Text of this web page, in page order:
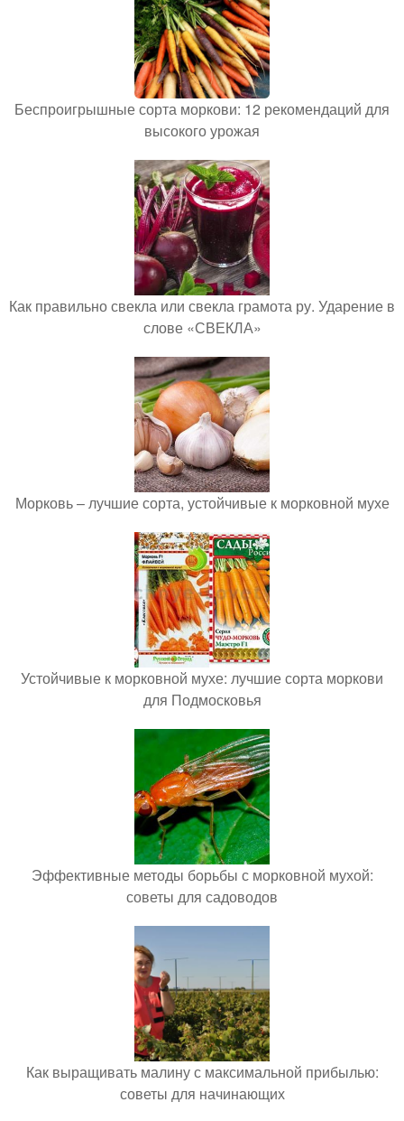
Беспроигрышные сорта моркови: 12 рекомендаций для
высокого урожая
Как правильно свекла или свекла грамота ру. Ударение в
слове «СВЕКЛА»
Морковь – лучшие сорта, устойчивые к морковной мухе
Устойчивые к морковной мухе: лучшие сорта моркови
для Подмосковья
Эффективные методы борьбы с морковной мухой:
советы для садоводов
Как выращивать малину с максимальной прибылью:
советы для начинающих